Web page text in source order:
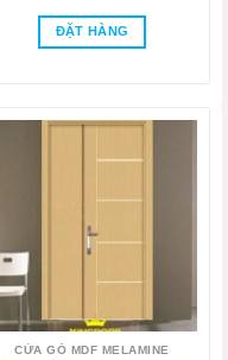
ĐẶT HÀNG
CỬA GỖ MDF MELAMINE